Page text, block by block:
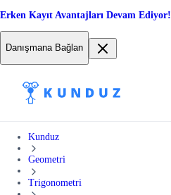
Erken Kayıt Avantajları Devam Ediyor!
Danışmana Bağlan
Kunduz
Geometri
Trigonometri